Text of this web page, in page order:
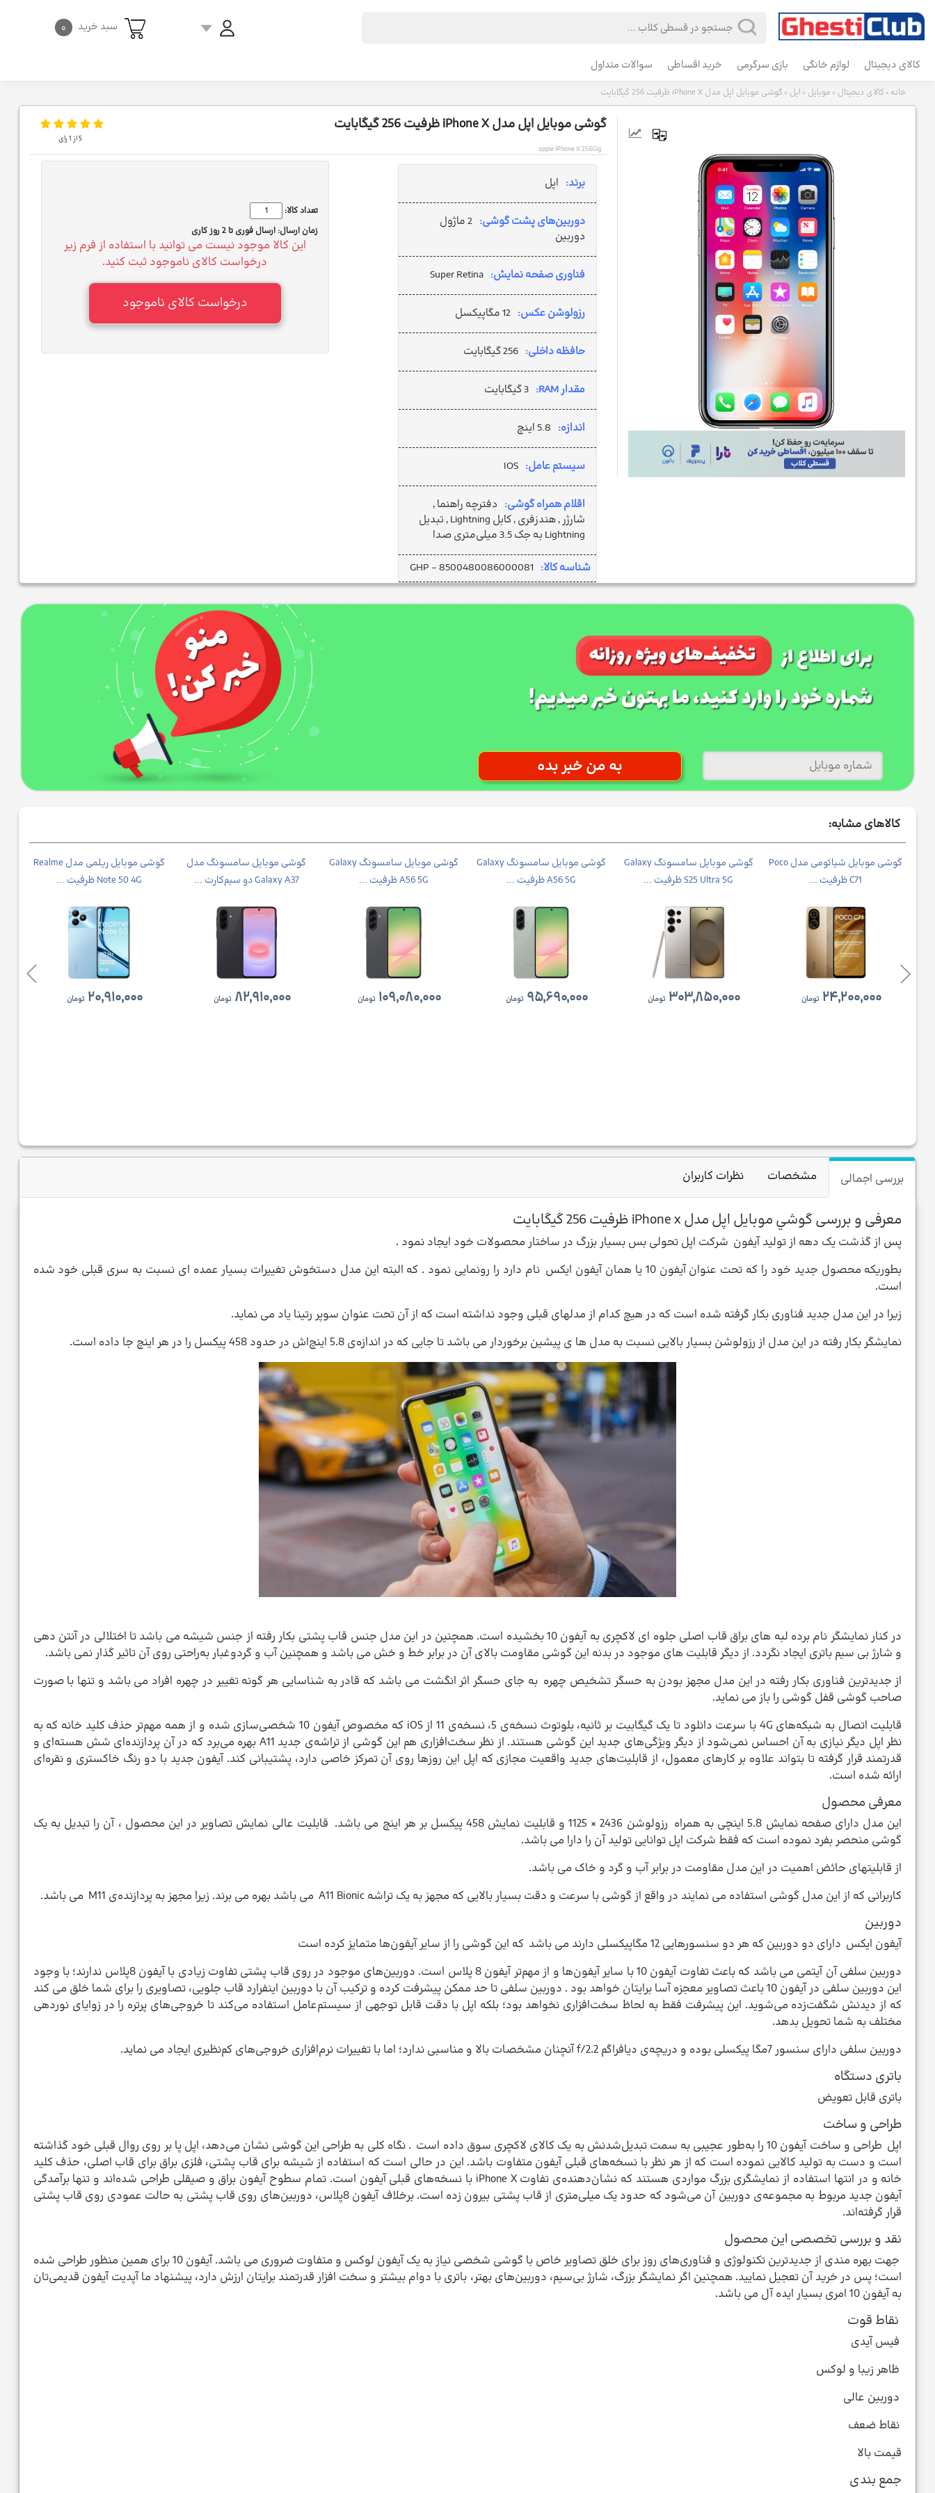
سبد خرید ۰
کالای دیجیتال لوازم خانگی بازی سرگرمی خرید اقساطی سوالات متداول
خانه > کالای دیجیتال > موبایل > اپل > گوشی موبایل اپل مدل iPhone X ظرفیت 256 گیگابایت
گوشی موبایل اپل مدل iPhone X ظرفیت 256 گیگابایت
5از 1رای
apple iPhone X 256Gig
برند: اپل
دوربین‌های پشت گوشی:
2 ماژول
دوربین
فناوری صفحه نمایش: Super Retina
رزولوشن عکس: 12 مگاپیکسل
حافظه داخلی: 256 گیگابایت
مقدار RAM: 3 گیگابایت
اندازه: 5.8 اینچ
سیستم عامل: IOS
اقلام همراه گوشی: دفترچه‌ راهنما ,
شارژر , هندزفری , کابل Lightning , تبدیل
Lightning به جک 3.5 میلی‌متری صدا
شناسه کالا: GHP - 8500480086000081
تعداد کالا:
زمان ارسال: ارسال فوری تا 2 روز کاری
این کالا موجود نیست می توانید با استفاده از فرم زیر
درخواست کالای ناموجود ثبت کنید.
کالاهای مشابه:
گوشی موبایل ریلمی مدل Realme
Note 50 4G ظرفیت ...
۲۰,۹۱۰,۰۰۰ تومان
گوشی موبایل سامسونگ مدل
Galaxy A37 دو سیم‌کارت ...
۸۲,۹۱۰,۰۰۰ تومان
گوشی موبايل سامسونگ Galaxy
A56 5G ظرفیت ...
۱۰۹,۰۸۰,۰۰۰ تومان
گوشی موبايل سامسونگ Galaxy
A56 5G ظرفیت ...
۹۵,۶۹۰,۰۰۰ تومان
گوشی موبایل سامسونگ Galaxy
S25 Ultra 5G ظرفیت ...
۳۰۳,۸۵۰,۰۰۰ تومان
گوشی موبایل شیائومی مدل Poco
C71 ظرفیت ...
۲۴,۲۰۰,۰۰۰ تومان
بررسی اجمالی مشخصات نظرات کاربران
معرفی و بررسی گوشي موبايل اپل مدل iPhone x ظرفيت 256 گيگابايت
پس از گذشت یک دهه از تولید آیفون شرکت اپل تحولی بس بسیار بزرگ در ساختار محصولات خود ایجاد نمود .
بطوریکه محصول جدید خود را که تحت عنوان آیفون 10 یا همان آیفون ایکس نام دارد را رونمایی نمود . که البته این مدل دستخوش تغییرات بسیار عمده ای نسبت به سری قبلی خود شده
است.
زیرا در این مدل جدید فناوری بکار گرفته شده است که در هیچ کدام از مدلهای قبلی وجود نداشته است که از آن تحت عنوان سوپر رتینا یاد می نماید.
نمایشگر بکار رفته در این مدل از رزولوشن بسیار بالایی نسبت به مدل ها ی پیشین برخوردار می باشد تا جایی که در اندازه­‌ی 5.8 اینچ‌­اش در حدود 458 پیکسل را در هر اینچ جا داده است.
در کنار نمایشگر نام برده لبه های براق قاب اصلی جلوه ای لاکچری به آیفون 10 بخشیده است. همچنین در این مدل جنس قاب پشتی بکار رفته از جنس شیشه می باشد تا اختلالی در آنتن دهی
و شارژ بی سیم باتری ایجاد نگردد. از دیگر قابلیت های موجود در بدنه این گوشی مقاومت بالای آن در برابر خط و خش می باشد و همچنین آب و گردوغبار به‌­راحتی روی آن تاثیر گذار نمی باشد.
از جدیدترین فناوری بکار رفته در این مدل مجهز بودن به حسگر تشخیص چهره به جای حسگر اثر انگشت می باشد که قادر به شناسایی هر گونه تغییر در چهره افراد می باشد و تنها با صورت
صاحب گوشی قفل گوشی را باز می نماید.
قابلیت اتصال به شبکه­‌های 4G با سرعت دانلود تا یک گیگابیت بر ثانیه، بلوتوث نسخه­‌ی 5، نسخه­‌ی 11 از iOS که مخصوص آیفون 10 شخصی­‌سازی شده و از همه مهم‌تر حذف کلید خانه که به
نظر اپل دیگر نیازی به آن احساس نمی­‌شود از دیگر ویژگی­‌های جدید این گوشی هستند. از نظر سخت­‌افزاری هم این گوشی از تراشه­‌ی جدید A11 بهره می‌­برد که در آن پردازنده‌­ای شش هسته­‌ا‌ی و
قدرتمند قرار گرفته تا بتواند علاوه بر کارهای معمول، از قابلیت­‌های جدید واقعیت مجازی که اپل این روزها روی آن تمرکز خاصی دارد، پشتیبانی کند. آیفون جدید با دو رنگ خاکستری و نقره‌ای
ارائه ‌شده است.
معرفی محصول
این مدل دارای صفحه‌ نمایش 5.8 اینچی به همراه رزولوشن 2436 × 1125 و قابلیت نمایش 458 پیکسل بر هر اینچ می باشد. قابلیت عالی نمایش تصاویر در این محصول ، آن را تبدیل به یک
گوشی منحصر بفرد نموده است که فقط شرکت اپل توانایی تولید آن را دارا می باشد.
از قابلیتهای حائض اهمیت در این مدل مقاومت در برابر آب و گرد و خاک می باشد.
کاربرانی که از این مدل گوشی استفاده می نمایند در واقع از گوشی با سرعت و دقت بسیار بالایی که مجهز به یک تراشه A11 Bionic می باشد بهره می برند. زیرا مجهز به پردازنده‌ی M11 می باشد.
دوربین
آیفون ایکس دارای دو دوربین که هر دو سنسور­هایی 12 مگاپیکسلی دارند می باشد که این گوشی را از سایر آیفون­‌ها متمایز کرده است
دوربین سلفی آن آیتمی می باشد که باعث تفاوت آیفون 10 با سایر آیفون‌ها و از مهم‌تر آیفون 8 پلاس است. دوربین‌های موجود در روی قاب پشتی تفاوت زیادی با آیفون 8پلاس ندارند؛ با وجود
این دوربین سلفی در آیفون 10 باعث تصاویر معجزه آسا برایتان خواهد بود . دوربین سلفی تا حد ممکن پیشرفت کرده و ترکیب آن با دوربین اینفرارد قاب جلویی، تصاویری را برای شما خلق می کند
که از دیدنش شگفت‌زده می‌شوید. این پیشرفت فقط به لحاظ سخت‌افزاری نخواهد بود؛ بلکه اپل با دقت قابل توجهی از سیستم‌عامل استفاده می‌کند تا خروجی‌های پرتره را در زوایای نوردهی
مختلف به شما تحویل بدهد.
دوربین سلفی دارای سنسور 7مگا پیکسلی بوده و دریچه‌ی دیافراگم f/2.2 آنچنان مشخصات بالا و مناسبی ندارد؛ اما با تغییرات نرم‌افزاری خروجی‌های کم‌نظیری ایجاد می نماید.
باتری دستگاه
باتری قابل تعویض
طراحی و ساخت
اپل طراحی و ساخت آیفون 10 را به‌طور عجیبی به سمت تبدیل‌شدنش به یک کالای لاکچری سوق داده است . نگاه کلی به طراحی این گوشی نشان می‌دهد، اپل پا بر روی روال قبلی خود گذاشته
است و دست به تولید کالایی نموده است که از هر نظر با نسخه‌های قبلی آیفون متفاوت باشد. این در حالی است که استفاده از شیشه برای قاب پشتی، فلزی براق برای قاب اصلی، حذف کلید
خانه و در انتها استفاده از نمایشگری بزرگ مواردی هستند که نشان‌دهنده‌ی تفاوت iPhone X با نسخه‌های قبلی آیفون است. تمام سطوح آیفون براق و صیقلی طراحی ‌شده‌اند و تنها برآمدگی
آیفون جدید مربوط به مجموعه‌ی دوربین آن می‌شود که حدود یک میلی‌متری از قاب پشتی بیرون زده است. برخلاف آیفون 8پلاس، دوربین‌های روی قاب پشتی به حالت عمودی روی قاب پشتی
قرار گرفته‌اند.
نقد و بررسی تخصصی این محصول
جهت بهره مندی از جدیدترین تکنولوژی و فناوری‌های روز برای خلق تصاویر خاص با گوشی شخصی نیاز به یک آیفون لوکس و متفاوت ضروری می باشد. آیفون 10 برای همین منظور طراحی‌ شده
است؛ پس در خرید آن تعجیل نمایید. همچنین اگر نمایشگر بزرگ، شارژ بی‌سیم، دوربین‌های بهتر، باتری با دوام بیشتر و سخت افزار قدرتمند برایتان ارزش دارد، پیشنهاد ما آپدیت آیفون قدیمی‌تان
به آیفون 10 امری بسیار ایده آل می باشد.
نقاط قوت
فیس آیدی
ظاهر زیبا و لوکس
دوربین عالی
نقاط ضعف
قیمت بالا
جمع بندی